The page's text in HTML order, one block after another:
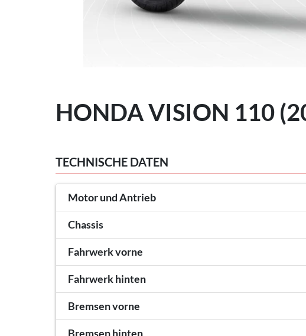
HONDA VISION 110
TECHNISCHE DATEN
Motor und Antrieb
Chassis
Fahrwerk vorne
Fahrwerk hinten
Bremsen vorne